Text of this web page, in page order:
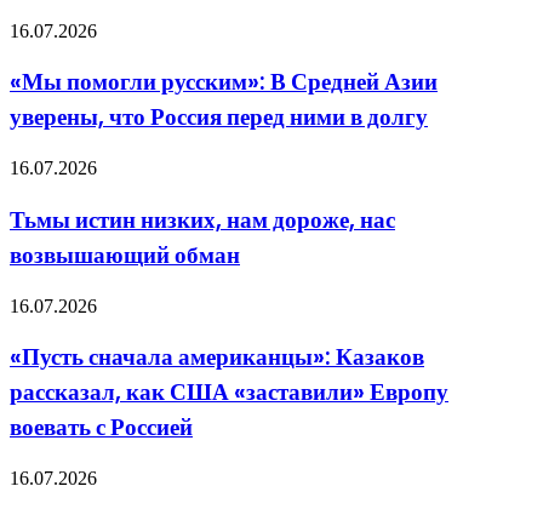
Эстонии
под
сомнение
пользу
сил»
«Мы
русским»:
В
Средней
уверены,
перед
ними
в
16.07.2026
«Мы помогли русским»: В Средней Азии
уверены, что Россия перед ними в долгу
Тьмы
низких,
нам
дороже,
возвышающий
обман
16.07.2026
Тьмы истин низких, нам дороже, нас
возвышающий обман
«Пусть
американцы»:
Казаков
рассказал,
США
Европу
16.07.2026
«Пусть сначала американцы»: Казаков
рассказал, как США «заставили» Европу
воевать с Россией
«Это
16.07.2026